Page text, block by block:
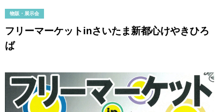
物販・展示会
フリーマーケットinさいたま新都心けやきひろ
ば